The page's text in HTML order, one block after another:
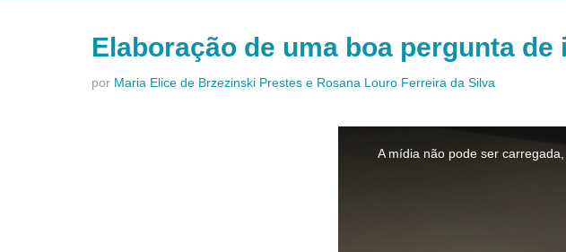
Elaboração de uma boa pergunta de
por Maria Elice de Brzezinski Prestes e Rosana Louro Ferreira da Silva
A mídia não pode ser